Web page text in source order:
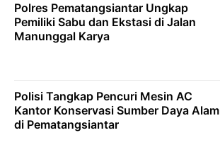
Polres Pematangsiantar Ungkap
Pemiliki Sabu dan Ekstasi di Jalan
Manunggal Karya
Polisi Tangkap Pencuri Mesin AC
Kantor Konservasi Sumber Daya Alam
di Pematangsiantar